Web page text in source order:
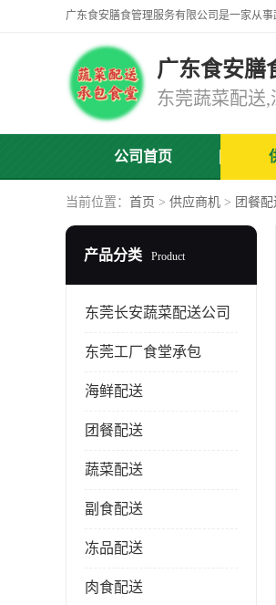
广东食安膳
公司首页
当前位置： 首页 > 供应商机 > 团餐
产品分类 Product
东莞长安蔬菜配送公司
东莞工厂食堂承包
海鲜配送
团餐配送
蔬菜配送
副食配送
冻品配送
肉食配送